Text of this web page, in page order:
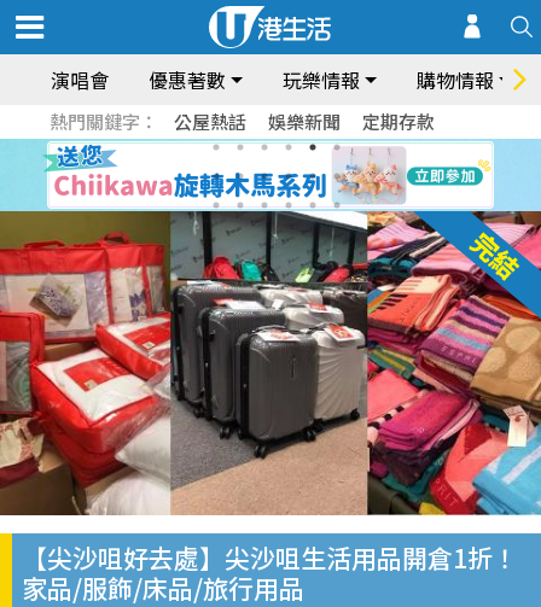
演唱會 優惠著數 玩樂情報 購物情報
熱門關鍵字： 公屋熱話 娛樂新聞 定期存款
【尖沙咀好去處】尖沙咀生活用品開倉1折！
家品/服飾/床品/旅行用品